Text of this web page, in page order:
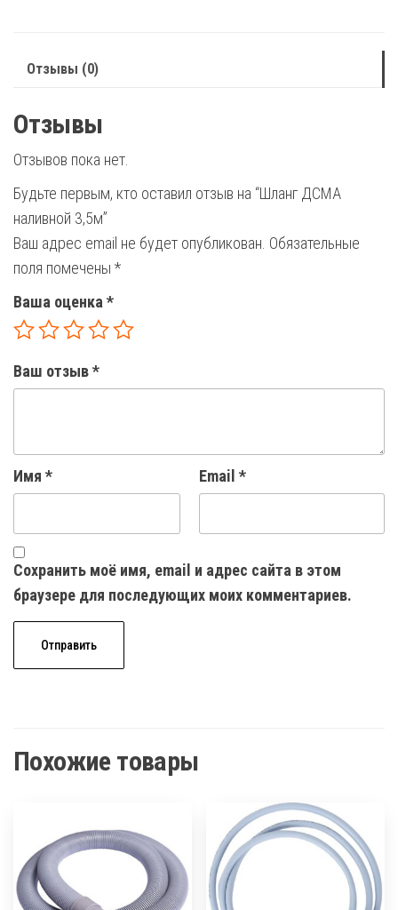
Отзывы (0)
Отзывы
Отзывов пока нет.
Будьте первым, кто оставил отзыв на “Шланг ДСМА
наливной 3,5м”
Ваш адрес email не будет опубликован. Обязательные
поля помечены *
Ваша оценка *
Ваш отзыв*
Имя * Email *
Сохранить моё имя, email и адрес сайта в этом
браузере для последующих моих комментариев.
Похожие товары